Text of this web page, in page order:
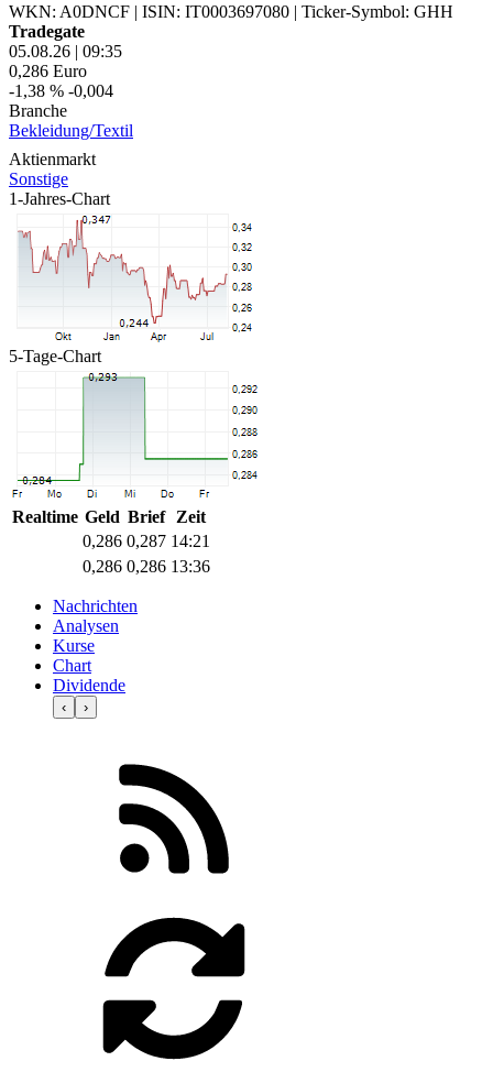
WKN: A0DNCF | ISIN: IT0003697080 | Ticker-Symbol: GHH
Tradegate
05.08.26 | 09:35
0,286 Euro
-1,38 % -0,004
Branche
Bekleidung/Textil
Aktienmarkt
Sonstige
1-Jahres-Chart
5-Tage-Chart
Realtime Geld Brief
Zeit
0,286 0,287 14:21
0,286 0,286 13:36
Nachrichten
Analysen
Kurse
Chart
Dividende
‹ ›